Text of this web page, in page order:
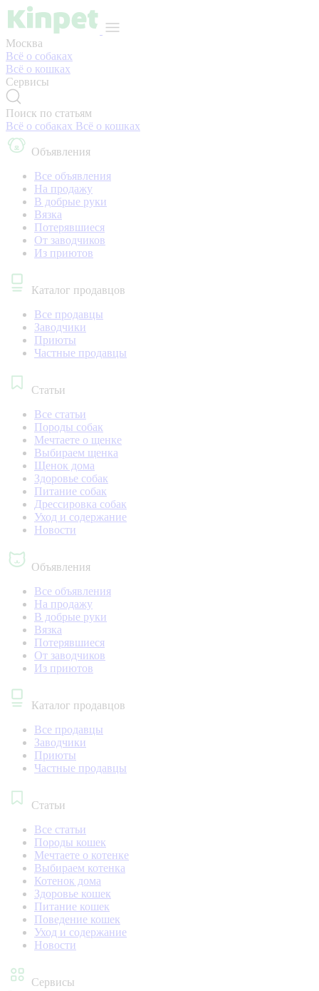
Москва
Всё о собаках
Всё о кошках
Сервисы
Поиск по статьям
Всё о собаках Всё о кошках
Объявления
Все объявления
На продажу
В добрые руки
Вязка
Потерявшиеся
От заводчиков
Из приютов
Каталог продавцов
Все продавцы
Заводчики
Приюты
Частные продавцы
Статьи
Все статьи
Породы собак
Мечтаете о щенке
Выбираем щенка
Щенок дома
Здоровье собак
Питание собак
Дрессировка собак
Уход и содержание
Новости
Объявления
Все объявления
На продажу
В добрые руки
Вязка
Потерявшиеся
От заводчиков
Из приютов
Каталог продавцов
Все продавцы
Заводчики
Приюты
Частные продавцы
Статьи
Все статьи
Породы кошек
Мечтаете о котенке
Выбираем котенка
Котенок дома
Здоровье кошек
Питание кошек
Поведение кошек
Уход и содержание
Новости
Сервисы